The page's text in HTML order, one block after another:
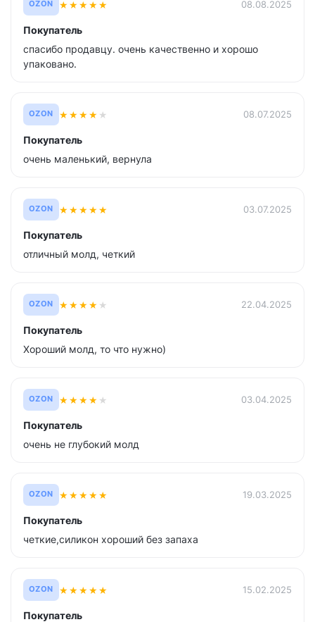
OZON ★★★★★ 08.08.2025
Покупатель
спасибо продавцу. очень качественно и хорошо
упаковано.
OZON ★★★★ ★ 08.07.2025
Покупатель
очень маленький, вернула
OZON ★★★★★ 03.07.2025
Покупатель
отличный молд, четкий
OZON ★★★★ ★ 22.04.2025
Покупатель
Хороший молд, то что нужно)
OZON ★★★★ ★ 03.04.2025
Покупатель
очень не глубокий молд
OZON ★★★★★ 19.03.2025
Покупатель
четкие,силикон хороший без запаха
OZON ★★★★★ 15.02.2025
Покупатель